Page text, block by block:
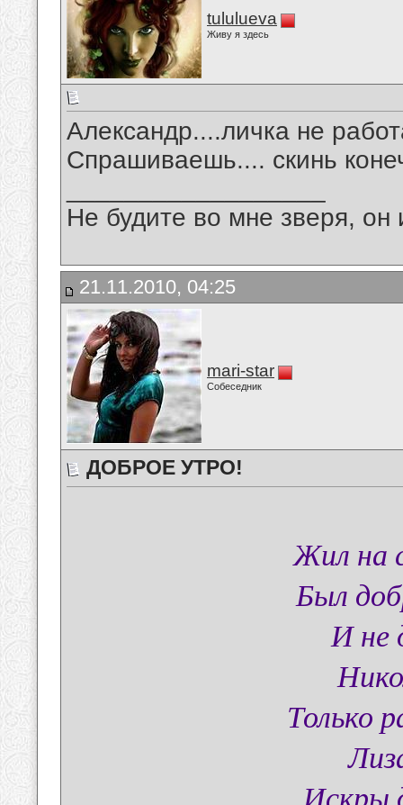
tululueva
Живу я здесь
Александр....личка не
Спрашиваешь.... скинь
Не будите во мне зверя, он
21.11.2010, 04:25
mari-star
Собеседник
ДОБРОЕ УТРО!
Жил на
Был
И не
Только
Искры